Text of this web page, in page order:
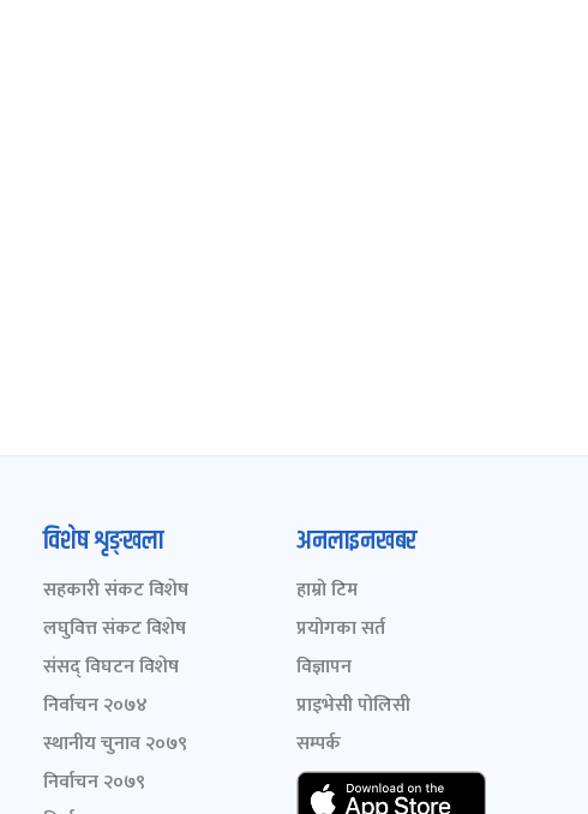
विशेष शृङ्खला
सहकारी संकट विशेष
लघुवित्त संकट विशेष
संसद् विघटन विशेष
निर्वाचन २०७४
स्थानीय चुनाव २०७९
निर्वाचन २०७९
अनलाइनखबर
हाम्रो टिम
प्रयोगका सर्त
विज्ञापन
प्राइभेसी पोलिसी
सम्पर्क